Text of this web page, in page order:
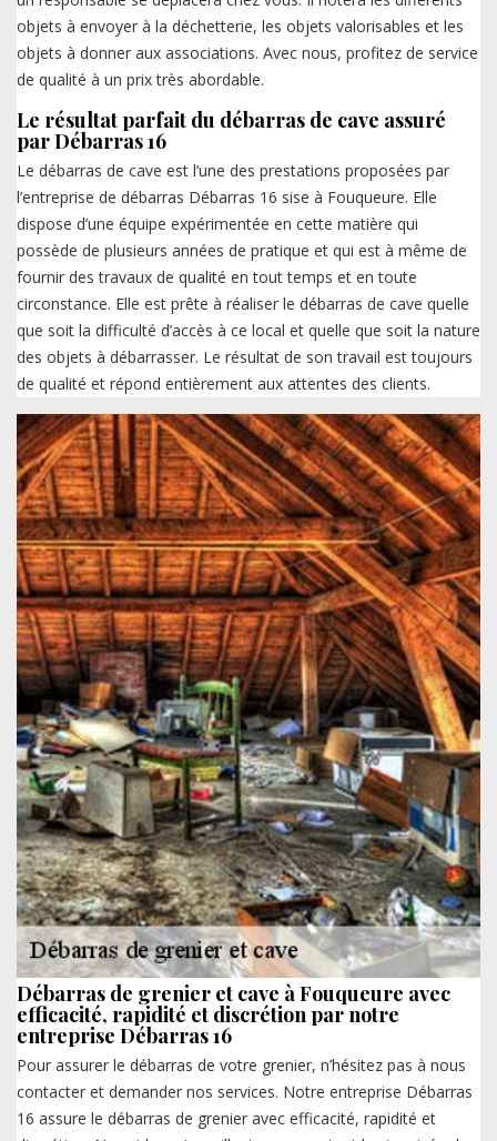
objets à envoyer à la déchetterie, les objets valorisables et les
objets à donner aux associations. Avec nous, profitez de service
de qualité à un prix très abordable.
Le résultat parfait du débarras de cave assuré
par Débarras 16
Le débarras de cave est l’une des prestations proposées par
l’entreprise de débarras Débarras 16 sise à Fouqueure. Elle
dispose d’une équipe expérimentée en cette matière qui
possède de plusieurs années de pratique et qui est à même de
fournir des travaux de qualité en tout temps et en toute
circonstance. Elle est prête à réaliser le débarras de cave quelle
que soit la difficulté d’accès à ce local et quelle que soit la nature
des objets à débarrasser. Le résultat de son travail est toujours
de qualité et répond entièrement aux attentes des clients.
Débarras de grenier et cave à Fouqueure avec
efficacité, rapidité et discrétion par notre
entreprise Débarras 16
Pour assurer le débarras de votre grenier, n’hésitez pas à nous
contacter et demander nos services. Notre entreprise Débarras
16 assure le débarras de grenier avec efficacité, rapidité et